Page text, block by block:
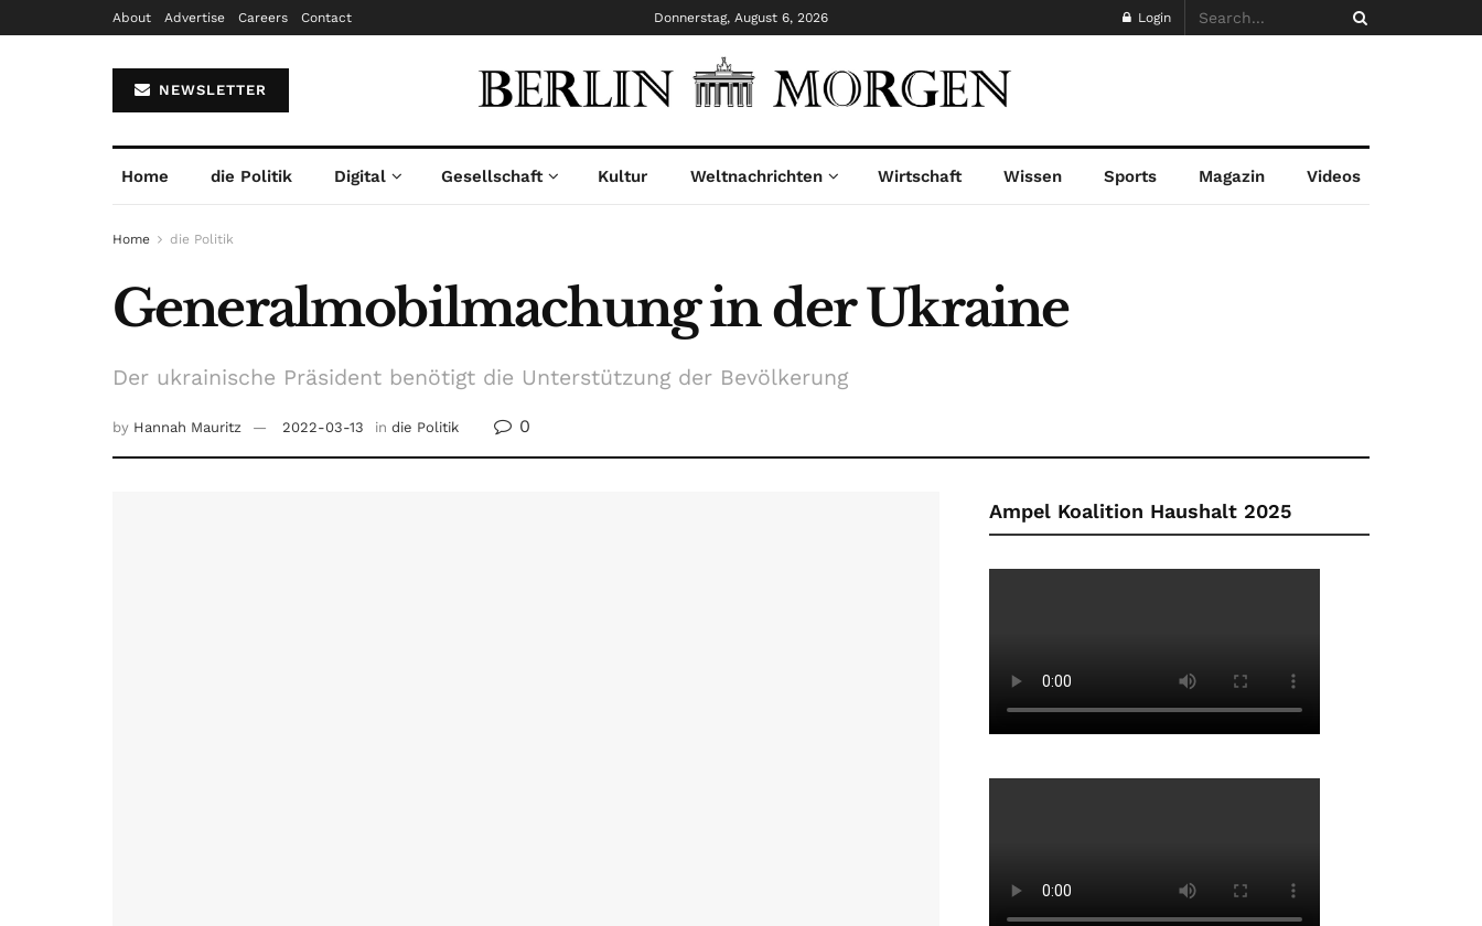
About Advertise Careers Contact Donnerstag, August 6, 2026 Login
NEWSLETTER
Home die Politik Digital Gesellschaft Kultur Weltnachrichten Wirtschaft Wissen Sports Magazin Videos
Home die Politik
Generalmobilmachung in der Ukraine
Der ukrainische Präsident benötigt die Unterstützung der Bevölkerung
by Hannah Mauritz 2022-03-13 in die Politik 0
Ampel Koalition Haushalt 2025